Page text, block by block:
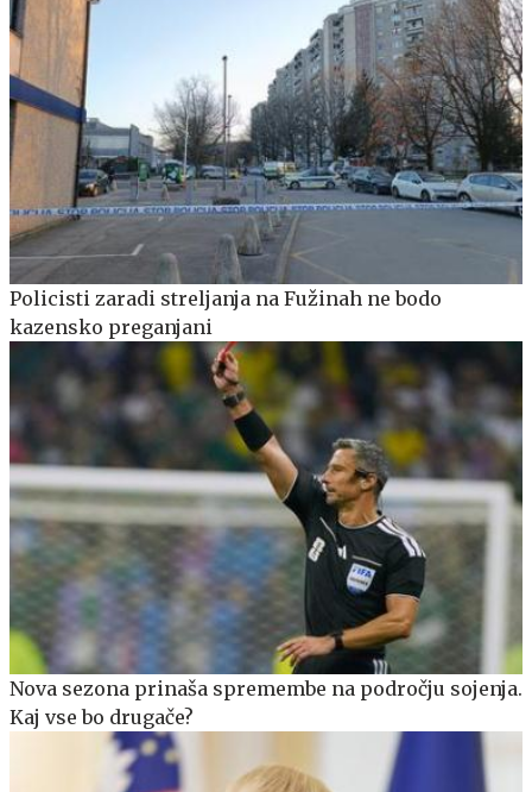
Policisti zaradi streljanja na Fužinah ne bodo
kazensko preganjani
Nova sezona prinaša spremembe na področju sojenja.
Kaj vse bo drugače?